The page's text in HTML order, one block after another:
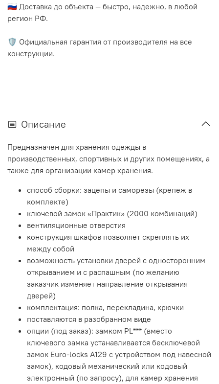
🇷🇺 Доставка до объекта — быстро, надежно, в любой
регион РФ.
🛡️ Официальная гарантия от производителя на все
конструкции.
Описание
Предназначен для хранения одежды в
производственных, спортивных и других помещениях, а
также для организации камер хранения.
способ сборки: зацепы и саморезы (крепеж в
комплекте)
ключевой замок «Практик» (2000 комбинаций)
вентиляционные отверстия
конструкция шкафов позволяет скреплять их
между собой
возможность установки дверей с односторонним
открыванием и с распашным (по желанию
заказчик изменяет направление открывания
дверей)
комплектация: полка, перекладина, крючки
поставляются в разобранном виде
опции (под заказ): замком PL*** (вместо
ключевого замка устанавливается бесключевой
замок Euro-locks A129 с устройством под навесной
замок), кодовый механический или кодовый
электронный (по запросу), для камер хранения